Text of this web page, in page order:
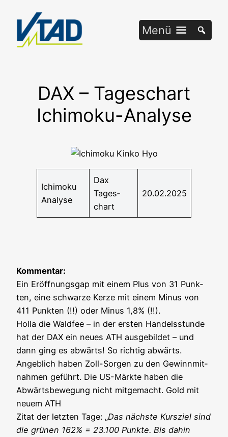
springen
Menü
DAX – Tageschart
Ichimoku-Analyse
Ichi­mo­ku
Analyse
Dax
Tages­
chart
20.02.2025
Kom­men­tar:
Ein Eröff­nungs­gap mit einem Plus von 31 Punk­
ten, eine schwar­ze Ker­ze mit einem Minus von
411 Punk­ten (!!) oder Minus 1,8% (!!).
Hol­la die Wald­fee – in der ers­ten Han­dels­stun­de
hat der DAX ein neu­es ATH aus­ge­bil­det – und
dann ging es abwärts! So rich­tig abwärts.
Angeb­lich haben Zoll-Sor­gen zu den Gewinn­mit­
nah­men geführt. Die US-Märk­te haben die
Abwärts­be­we­gung nicht mit­ge­macht. Gold mit
neu­em ATH
Zitat der letz­ten Tage: „Das nächs­te Kurs­ziel sind
die grü­nen 162% = 23.100 Punk­te. Bis dahin